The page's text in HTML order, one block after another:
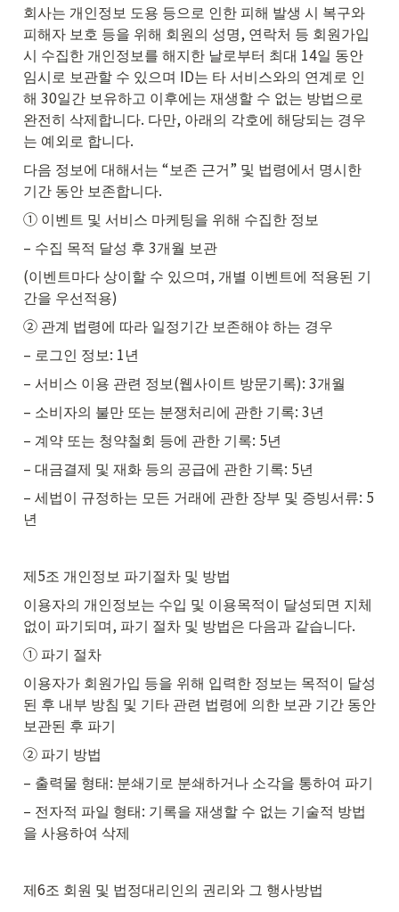
회사는 개인정보 도용 등으로 인한 피해 발생 시 복구와
피해자 보호 등을 위해 회원의 성명, 연락처 등 회원가입
시 수집한 개인정보를 해지한 날로부터 최대 14일 동안
임시로 보관할 수 있으며 ID는 타 서비스와의 연계로 인
해 30일간 보유하고 이후에는 재생할 수 없는 방법으로
완전히 삭제합니다. 다만, 아래의 각호에 해당되는 경우
는 예외로 합니다.
다음 정보에 대해서는 “보존 근거” 및 법령에서 명시한
기간 동안 보존합니다.
① 이벤트 및 서비스 마케팅을 위해 수집한 정보
– 수집 목적 달성 후 3개월 보관
(이벤트마다 상이할 수 있으며, 개별 이벤트에 적용된 기
간을 우선적용)
② 관계 법령에 따라 일정기간 보존해야 하는 경우
– 로그인 정보: 1년
– 서비스 이용 관련 정보(웹사이트 방문기록): 3개월
– 소비자의 불만 또는 분쟁처리에 관한 기록: 3년
– 계약 또는 청약철회 등에 관한 기록: 5년
– 대금결제 및 재화 등의 공급에 관한 기록: 5년
– 세법이 규정하는 모든 거래에 관한 장부 및 증빙서류: 5
년
제5조 개인정보 파기절차 및 방법
이용자의 개인정보는 수입 및 이용목적이 달성되면 지체
없이 파기되며, 파기 절차 및 방법은 다음과 같습니다.
① 파기 절차
이용자가 회원가입 등을 위해 입력한 정보는 목적이 달성
된 후 내부 방침 및 기타 관련 법령에 의한 보관 기간 동안
보관된 후 파기
② 파기 방법
– 출력물 형태: 분쇄기로 분쇄하거나 소각을 통하여 파기
– 전자적 파일 형태: 기록을 재생할 수 없는 기술적 방법
을 사용하여 삭제
제6조 회원 및 법정대리인의 권리와 그 행사방법